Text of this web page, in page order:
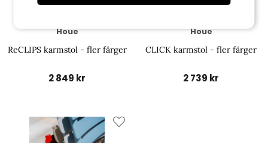
Houe
ReCLIPS karmstol - fler färger
2 849 kr
Houe
CLICK karmstol - fler färger
2 739 kr